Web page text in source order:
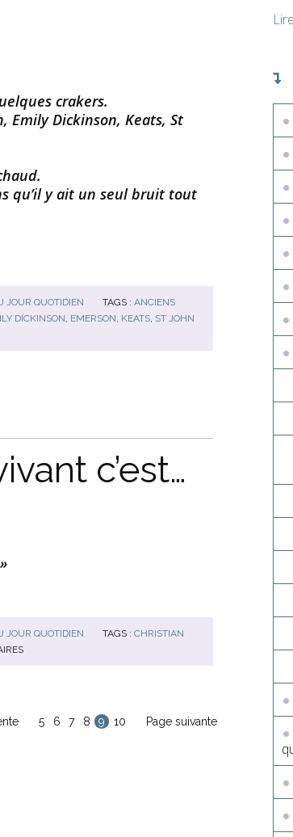
crakers.
Emily Dickinson, Keats, St
qu’il y ait un seul bruit tout
JOUR QUOTIDIEN TAGS :ANCIENS
DICKINSON EMERSON KEATS ST JOHN
c’est…
JOUR QUOTIDIEN TAGS :CHRISTIAN
5 6 7 8 9 10 Page suivante